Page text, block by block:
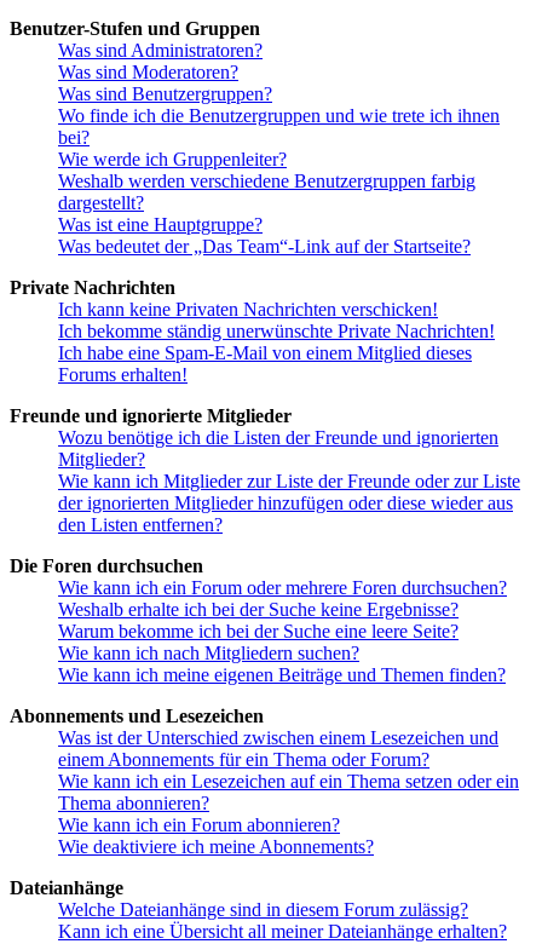
Benutzer-Stufen und Gruppen
Was sind Administratoren?
Was sind Moderatoren?
Was sind Benutzergruppen?
Wo finde ich die Benutzergruppen und wie trete ich ihnen
bei?
Wie werde ich Gruppenleiter?
Weshalb werden verschiedene Benutzergruppen farbig
dargestellt?
Was ist eine Hauptgruppe?
Was bedeutet der „Das Team“-Link auf der Startseite?
Private Nachrichten
Ich kann keine Privaten Nachrichten verschicken!
Ich bekomme ständig unerwünschte Private Nachrichten!
Ich habe eine Spam-E-Mail von einem Mitglied dieses
Forums erhalten!
Freunde und ignorierte Mitglieder
Wozu benötige ich die Listen der Freunde und ignorierten
Mitglieder?
Wie kann ich Mitglieder zur Liste der Freunde oder zur Liste
der ignorierten Mitglieder hinzufügen oder diese wieder aus
den Listen entfernen?
Die Foren durchsuchen
Wie kann ich ein Forum oder mehrere Foren durchsuchen?
Weshalb erhalte ich bei der Suche keine Ergebnisse?
Warum bekomme ich bei der Suche eine leere Seite?
Wie kann ich nach Mitgliedern suchen?
Wie kann ich meine eigenen Beiträge und Themen finden?
Abonnements und Lesezeichen
Was ist der Unterschied zwischen einem Lesezeichen und
einem Abonnements für ein Thema oder Forum?
Wie kann ich ein Lesezeichen auf ein Thema setzen oder ein
Thema abonnieren?
Wie kann ich ein Forum abonnieren?
Wie deaktiviere ich meine Abonnements?
Dateianhänge
Welche Dateianhänge sind in diesem Forum zulässig?
Kann ich eine Übersicht all meiner Dateianhänge erhalten?